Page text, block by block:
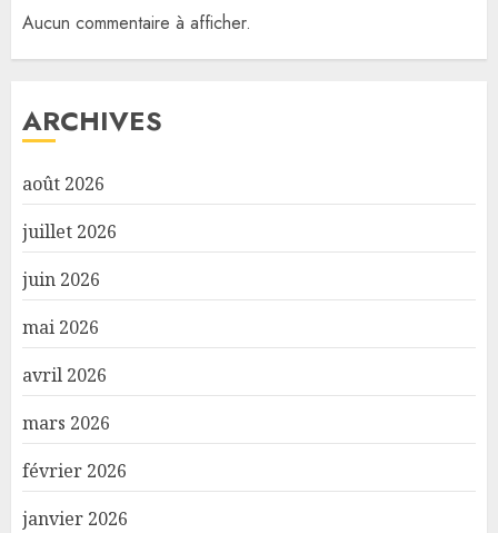
Aucun commentaire à afficher.
ARCHIVES
août 2026
juillet 2026
juin 2026
mai 2026
avril 2026
mars 2026
février 2026
janvier 2026